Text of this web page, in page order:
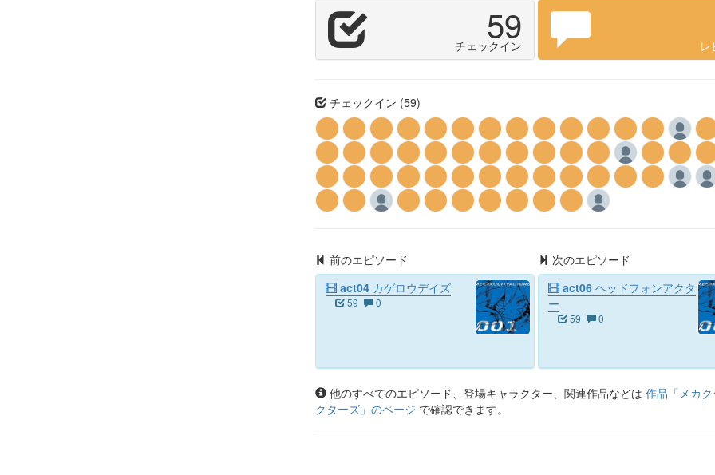
59
チェックイン レ
チェックイン (59)
前のエピソード
act04 カゲロウデイズ
59 0
次のエピソード
act06 ヘッドフォンアクタ
ー
59 0
他のすべてのエピソード、登場キャラクター、関連作品などは 作品「メカ
クターズ」のページ で確認できます。